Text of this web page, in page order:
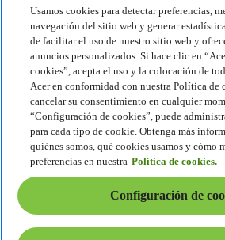
Sostenibilidad
Sostenibilidad
Responsabilidad social corporativa
Huella de carbono del producto
Proyecto Humanity
Earthion
Política de privacidad
Política de cookies
Aviso legal
Información legal adicional
Política de accesibilidad
Configuración de cookies
Chile - Español
Usamos cookies para detectar preferencias,
navegación del sitio web y generar
de facilitar el uso de nuestro sitio web y
anuncios personalizados. Si hace clic en
cookies”, acepta el uso y la colocación de
Acer en conformidad con nuestra Política de
cancelar su consentimiento en cualquier
“Configuración de cookies”, puede
para cada tipo de cookie. Obtenga más
quiénes somos, qué cookies usamos y cómo
preferencias en nuestra Política de cookies.
Configuración de